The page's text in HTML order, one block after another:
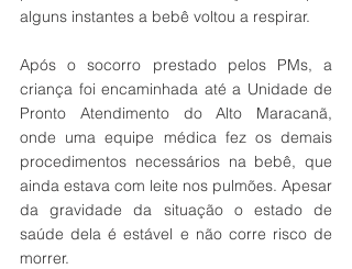
alguns instantes a bebê voltou a respirar.
Após o socorro prestado pelos PMs, a
criança foi encaminhada até a Unidade de
Pronto Atendimento do Alto Maracanã,
onde uma equipe médica fez os demais
procedimentos necessários na bebê, que
ainda estava com leite nos pulmões. Apesar
da gravidade da situação o estado de
saúde dela é estável e não corre risco de
morrer.